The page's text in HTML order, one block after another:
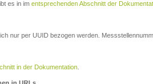
es in im entsprechenden Abschnitt der
nur per UUID bezogen werden.
in der Dokumentation.